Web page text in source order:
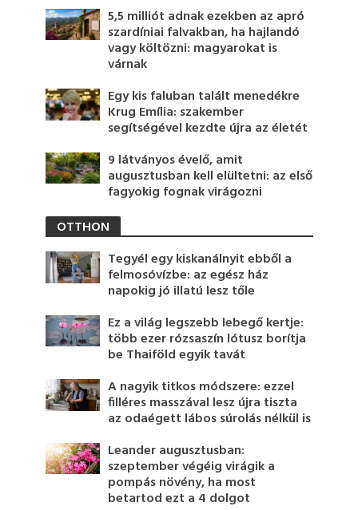
5,5 milliót adnak ezekben az apró
szardíniai falvakban, ha hajlandó
vagy költözni: magyarokat is
várnak
Egy kis faluban talált menedékre
Krug Emília: szakember
segítségével kezdte újra az életét
9 látványos évelő, amit
augusztusban kell elültetni: az első
fagyokig fognak virágozni
OTTHON
Tegyél egy kiskanálnyit ebből a
felmosóvízbe: az egész ház
napokig jó illatú lesz tőle
Ez a világ legszebb lebegő kertje:
több ezer rózsaszín lótusz borítja
be Thaiföld egyik tavát
A nagyik titkos módszere: ezzel
filléres masszával lesz újra tiszta
az odaégett lábos súrolás nélkül is
Leander augusztusban:
szeptember végéig virágik a
pompás növény, ha most
betartod ezt a 4 dolgot